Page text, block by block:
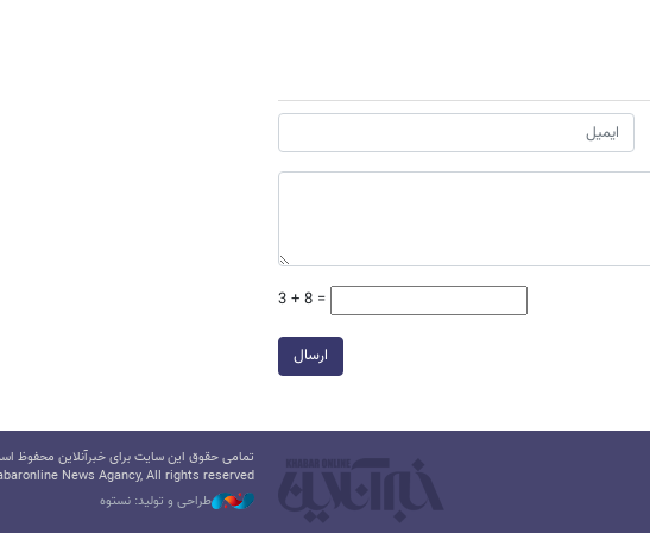
3 + 8 =
ارسال
تمامی حقوق این سایت برای خبرآنلاین محفوظ
News Agancy, All rights reserved
طراحی و تولید: نستوه